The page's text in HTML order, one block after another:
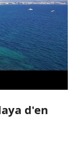
d'en